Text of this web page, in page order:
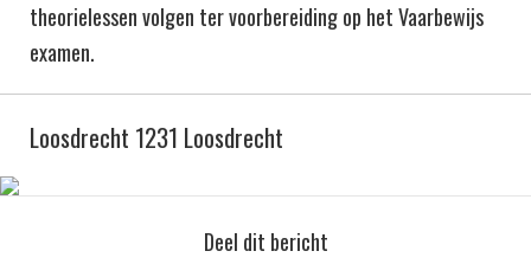
theorielessen volgen ter voorbereiding op het Vaarbewijs
examen.
Loosdrecht 1231 Loosdrecht
Deel dit bericht